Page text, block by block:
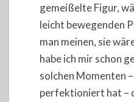
gemeißelte Figur,
leicht bewegenden
man meinen, sie
habe ich mir schon
solchen Momenten
perfektioniert hat –